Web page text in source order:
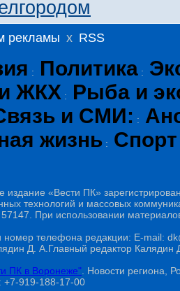
рекламы x RSS
: Политика :
ЖКХ :
Рыба и
и СМИ: :
жизнь : Спорт
«Вести ПК»
технологий и массовых
При использовании
номер телефона редакции: E-mail:
Д. А.Главный редактор
ПК в Воронеже" . Новости региона,
+7-919-188-17-00